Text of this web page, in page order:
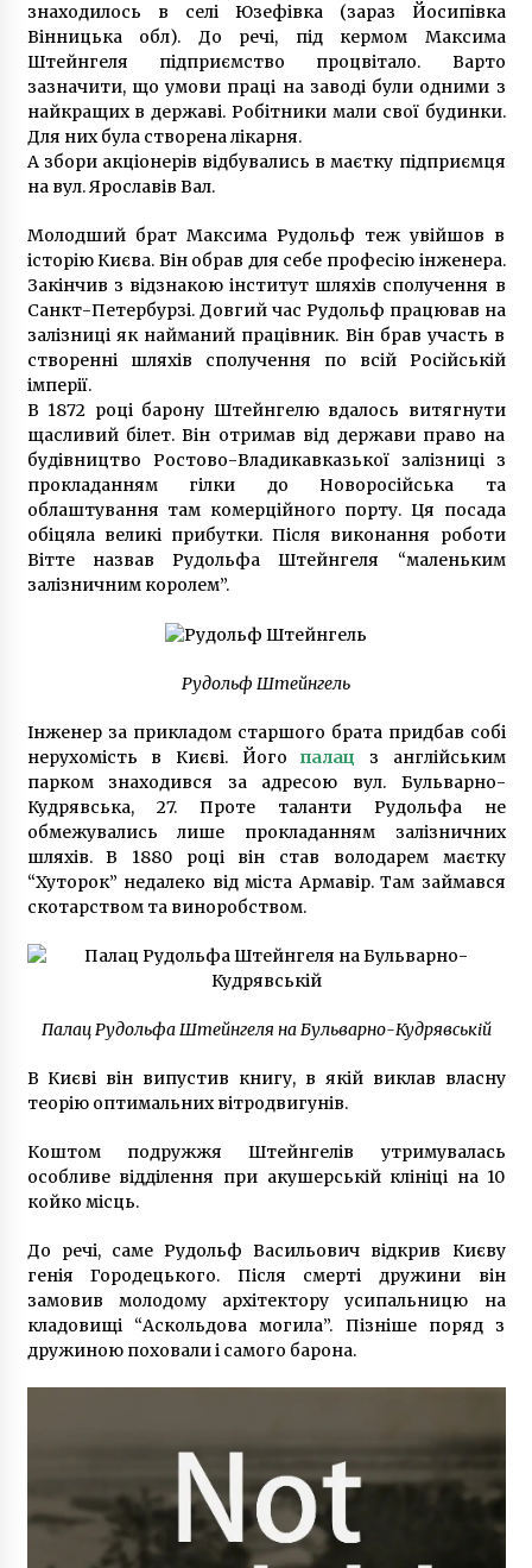
7 років ago
знаходилось в селі Юзефівка (зараз Йосипівка
Вінницька обл). До речі, під кермом Максима
Штейнгеля підприємство процвітало. Варто
зазначити, що умови праці на заводі були одними з
найкращих в державі. Робітники мали свої будинки.
Для них була створена лікарня.
А збори акціонерів відбувались в маєтку підприємця
на вул. Ярославів Вал.
Молодший брат Максима Рудольф теж увійшов в
історію Києва. Він обрав для себе професію інженера.
Закінчив з відзнакою інститут шляхів сполучення в
Санкт-Петербурзі. Довгий час Рудольф працював на
залізниці як найманий працівник. Він брав участь в
створенні шляхів сполучення по всій Російській
імперії.
В 1872 році барону Штейнгелю вдалось витягнути
щасливий білет. Він отримав від держави право на
будівництво Ростово-Владикавказької залізниці з
прокладанням гілки до Новоросійська та
облаштування там комерційного порту. Ця посада
обіцяла великі прибутки. Після виконання роботи
Вітте назвав Рудольфа Штейнгеля “маленьким
залізничним королем”.
Рудольф Штейнгель
Інженер за прикладом старшого брата придбав собі
нерухомість в Києві. Йогопалац
з англійським
парком знаходився за адресою вул. Бульварно-
Кудрявська, 27. Проте таланти Рудольфа не
обмежувались лише прокладанням залізничних
шляхів. В 1880 році він став володарем маєтку
“Хуторок” недалеко від міста Армавір. Там займався
скотарством та виноробством.
Палац Рудольфа Штейнгеля на Бульварно-Кудрявській
В Києві він випустив книгу, в якій виклав власну
теорію оптимальних вітродвигунів.
Коштом подружжя Штейнгелів утримувалась
особливе відділення при акушерській клініці на 10
койко місць.
До речі, саме Рудольф Васильович відкрив Києву
генія Городецького. Після смерті дружини він
замовив молодому архітектору усипальницю на
кладовищі “Аскольдова могила”. Пізніше поряд з
дружиною поховали і самого барона.